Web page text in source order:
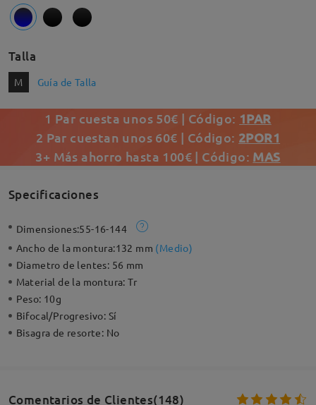
Talla
M Guía de Talla
1 Par cuesta unos 50€ | Código: 1PAR
2 Par cuestan unos 60€ | Código: 2POR1
3+ Más ahorro hasta 100€ | Código: MAS
Specificaciones
Dimensiones:55-16-144
Ancho de la montura:132 mm (Medio)
Diametro de lentes: 56 mm
Material de la montura:Tr
Peso: 10g
Bifocal/Progresivo: Sí
Bisagra de resorte: No
Comentarios de Clientes(148)